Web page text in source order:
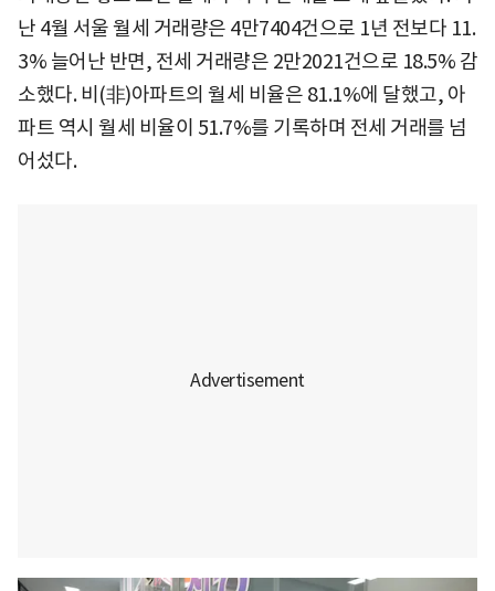
난 4월 서울 월세 거래량은 4만7404건으로 1년 전보다 11.
3% 늘어난 반면, 전세 거래량은 2만2021건으로 18.5% 감
소했다. 비(非)아파트의 월세 비율은 81.1%에 달했고, 아
파트 역시 월세 비율이 51.7%를 기록하며 전세 거래를 넘
어섰다.